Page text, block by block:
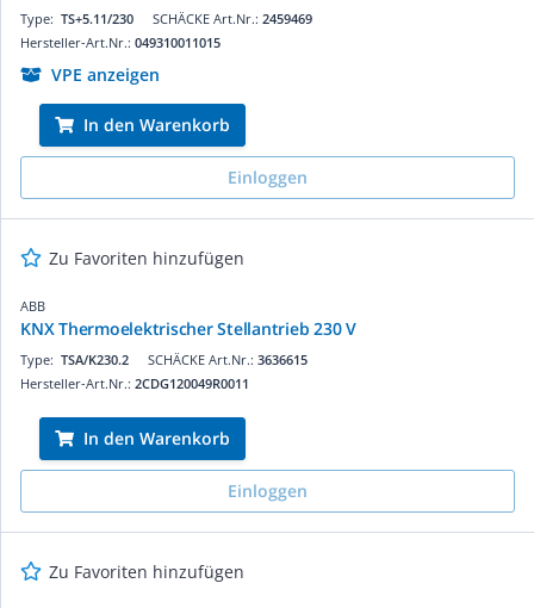
SCHÄCKE Art.Nr.: 2459469
Type: TS+5.11/230
Hersteller-Art.Nr.: 049310011015
VPE anzeigen
In den Warenkorb
Einloggen
Zu Favoriten hinzufügen
ABB
KNX Thermoelektrischer Stellantrieb 230 V
SCHÄCKE Art.Nr.: 3636615
Type: TSA/K230.2
Hersteller-Art.Nr.: 2CDG120049R0011
In den Warenkorb
Einloggen
Zu Favoriten hinzufügen